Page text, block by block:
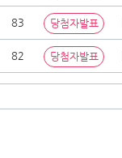
83 당첨자발표
82 당첨자발표